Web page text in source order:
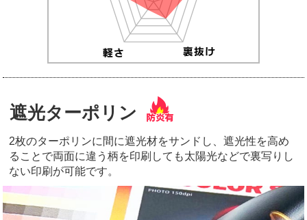
遮光ターポリン
2枚のターポリンに間に遮光材をサンドし、遮光性を高め
ることで両面に違う柄を印刷しても太陽光などで裏写りし
ない印刷が可能です。